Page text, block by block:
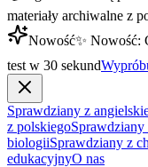
materiały archiwalne z
Nowość✨ Nowość:
test w 30 sekund
Sprawdziany z
z polskiego
biologiiSprawdziany z
edukacyjnyO nas